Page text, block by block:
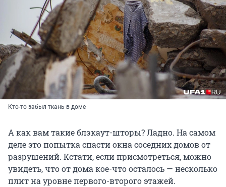
Кто-то забыл ткань в доме
А как вам такие блэкаут-шторы? Ладно. На самом
деле это попытка спасти окна соседних домов от
разрушений. Кстати, если присмотреться, можно
увидеть, что от дома кое-что осталось — несколько
плит на уровне первого-второго этажей.